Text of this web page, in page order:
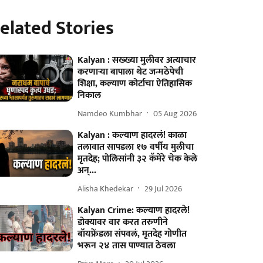
Stories
Kalyan : सख्ख्या मुलीवर अत्याचार
करणाऱ्या बापाला थेट जन्मठेपेची
शिक्षा, कल्याण कोर्टाचा ऐतिहासिक
निकाल
Namdeo Kumbhar 05 Aug 2026
Kalyan : कल्याण हादरलं! काळा
तलावात सापडला १७ वर्षीय मुलीचा
मृतदेह; पोलिसांनी ३२ कॅमेरे चेक केले
अन्...
Alisha Khedekar 29 Jul 2026
Kalyan Crime: कल्याण हादरले!
डोक्यावर वार करत तरुणीने
बॉयफ्रेंडला संपवलं, मृतदेह गोणीत
भरून २४ तास पाण्यात ठेवला